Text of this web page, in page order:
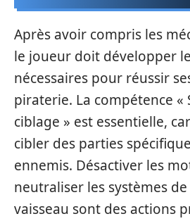
Après avoir compris les
le joueur doit développer
nécessaires pour réussir
piraterie. La compétence «
ciblage » est essentielle,
cibler des parties
ennemis. Désactiver les
neutraliser les systèmes de
vaisseau sont des actions